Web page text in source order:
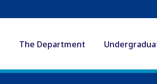
The Department